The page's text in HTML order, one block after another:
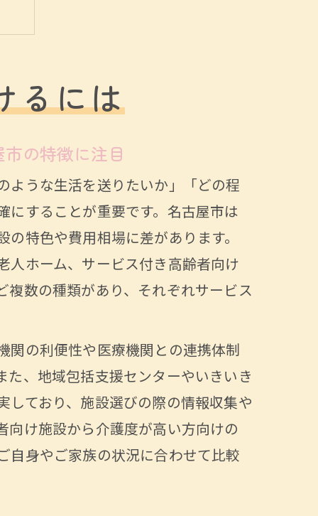
るには
の特徴に注目
ような生活を送りたいか」「どの程
することが重要です。名古屋市は
特色や費用相場に差があります。
人ホーム、サービス付き高齢者向け
数の種類があり、それぞれサービス
関の利便性や医療機関との連携体制
、地域包括支援センターやいきいき
ており、施設選びの際の情報収集や
け施設から介護度が高い方向けの
自身やご家族の状況に合わせて比較